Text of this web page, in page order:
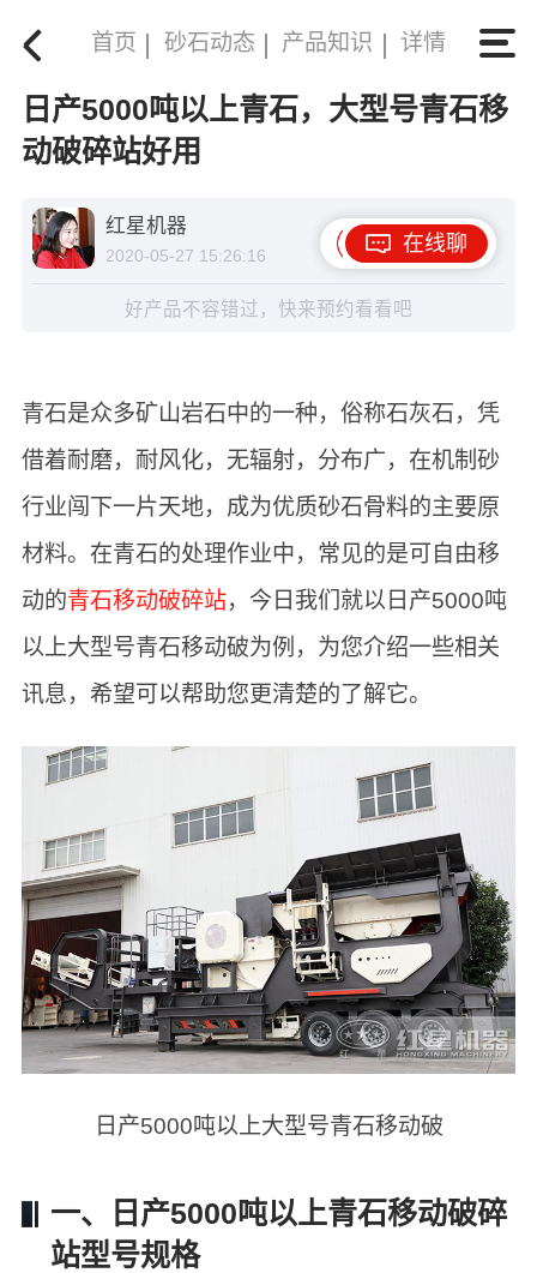
首页 砂石动态 产品知识 详情
日产5000吨以上青石，大型号青石移
动破碎站好用
红星机器
2020-05-27 15:26:16
在线聊
好产品不容错过，快来预约看看吧
青石是众多矿山岩石中的一种，俗称石灰石，凭
借着耐磨，耐风化，无辐射，分布广，在机制砂
行业闯下一片天地，成为优质砂石骨料的主要原
材料。在青石的处理作业中，常见的是可自由移
动的青石移动破碎站，今日我们就以日产5000吨
以上大型号青石移动破为例，为您介绍一些相关
讯息，希望可以帮助您更清楚的了解它。
日产5000吨以上大型号青石移动破
一、日产5000吨以上青石移动破碎
站型号规格